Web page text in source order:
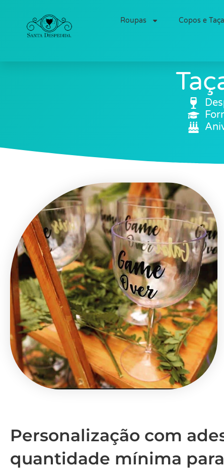
Roupas Copos e
Personalização com
quantidade mínima